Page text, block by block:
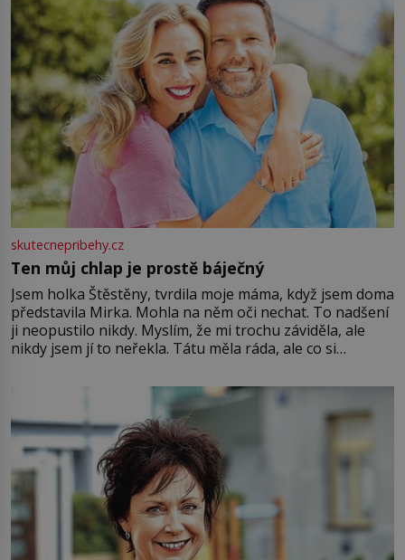
skutecnepribehy.cz
Ten můj chlap je prostě báječný
Jsem holka Štěstěny, tvrdila moje máma, když jsem doma
představila Mirka. Mohla na něm oči nechat. To nadšení
ji neopustilo nikdy. Myslím, že mi trochu záviděla, ale
nikdy jsem jí to neřekla. Tátu měla ráda, ale co si
Jsme spolu moc rádi Tehdy byla jiná doba, když